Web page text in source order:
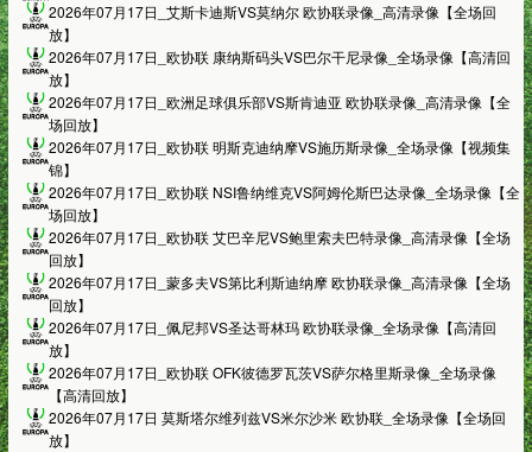
2026年07月17日_艾斯卡迪斯VS莫纳尔 欧协联录像_高清录像【全场回
放】
2026年07月17日_欧协联 康纳斯码头VS巴尔干尼录像_全场录像【高清回
放】
2026年07月17日_欧洲足球俱乐部VS斯肯迪亚 欧协联录像_高清录像【全
场回放】
2026年07月17日_欧协联 明斯克迪纳摩VS施历斯录像_全场录像【视频集
锦】
2026年07月17日_欧协联 NSI鲁纳维克VS阿姆伦斯巴达录像_全场录像【全
场回放】
2026年07月17日_欧协联 艾巴辛尼VS鲍里索夫巴特录像_高清录像【全场
回放】
2026年07月17日_蒙多夫VS第比利斯迪纳摩 欧协联录像_高清录像【全场
回放】
2026年07月17日_佩尼邦VS圣达哥林玛 欧协联录像_全场录像【高清回
放】
2026年07月17日_欧协联 OFK彼德罗瓦茨VS萨尔格里斯录像_全场录像
【高清回放】
2026年07月17日 莫斯塔尔维列兹VS米尔沙米 欧协联_全场录像【全场回
放】